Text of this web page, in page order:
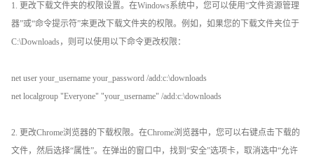
1. 更改下载文件夹的权限设置。在Windows系统中，您可以使用“文件资源管理
器”或“命令提示符”来更改下载文件夹的权限。例如，如果您的下载文件夹位于
C:\Downloads，则可以使用以下命令更改权限：
net user your_username your_password /add:c:\downloads
net localgroup "Everyone" "your_username" /add:c:\downloads
2. 更改Chrome浏览器的下载权限。在Chrome浏览器中，您可以右键点击下载的
文件，然后选择“属性”。在弹出的窗口中，找到“安全”选项卡，取消选中“允许